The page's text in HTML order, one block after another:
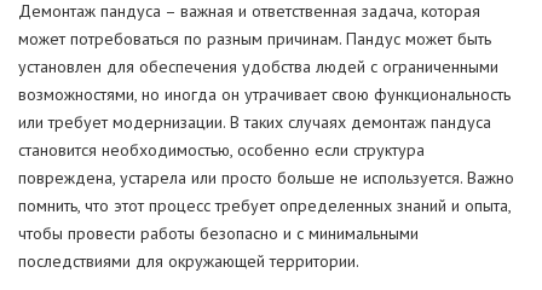
Демонтаж пандуса – важная и ответственная задача, которая
может потребоваться по разным причинам. Пандус может быть
установлен для обеспечения удобства людей с ограниченными
возможностями, но иногда он утрачивает свою функциональность
или требует модернизации. В таких случаях демонтаж пандуса
становится необходимостью, особенно если структура
повреждена, устарела или просто больше не используется. Важно
помнить, что этот процесс требует определенных знаний и опыта,
чтобы провести работы безопасно и с минимальными
последствиями для окружающей территории.